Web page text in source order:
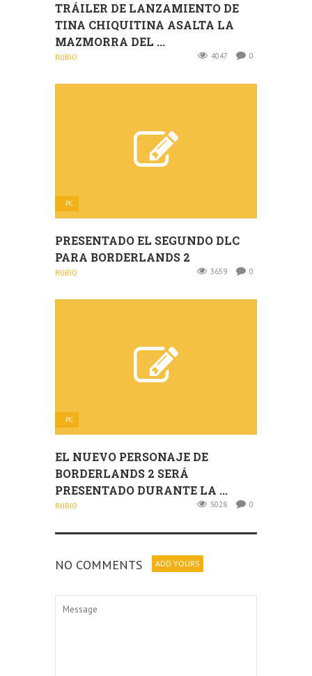
TRÁILER DE LANZAMIENTO DE
TINA CHIQUITINA ASALTA LA
MAZMORRA DEL ...
RUBIO 4047 0
PC
PRESENTADO EL SEGUNDO DLC
PARA BORDERLANDS 2
RUBIO 3659 0
PC
EL NUEVO PERSONAJE DE
BORDERLANDS 2 SERÁ
PRESENTADO DURANTE LA ...
RUBIO 5028 0
NO COMMENTS ADD YOURS